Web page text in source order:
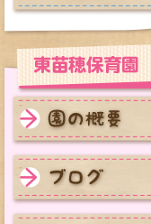
東苗穂保育園 園の
東苗穂保育園 ブロ